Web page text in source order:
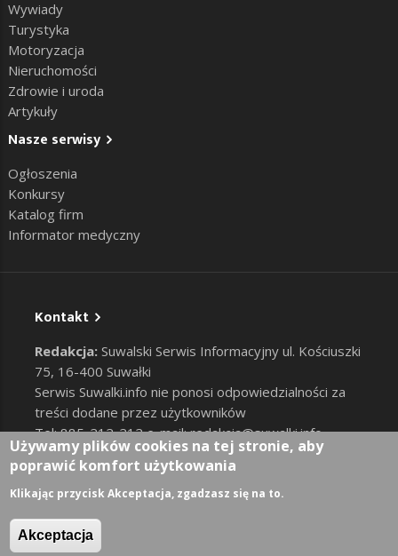
Wywiady
Turystyka
Motoryzacja
Nieruchomości
Zdrowie i uroda
Artykuły
Nasze serwisy
Ogłoszenia
Konkursy
Katalog firm
Informator medyczny
Kontakt
Redakcja: Suwalski Serwis Informacyjny ul. Kościuszki
75, 16-400 Suwałki
Serwis Suwalki.info nie ponosi odpowiedzialności za
treści dodane przez użytkowników
Tel: 885-212-212 e-mail:redakcja@suwalki.info,
reklama@suwalki.info
RODO |Cookies
User account menu
Zaloguj
Używamy plików cookies na tej stronie, aby
poprawić komfort użytkowania
Klikając przycisk Akceptacja, zgadzasz się na to.
Akceptacja